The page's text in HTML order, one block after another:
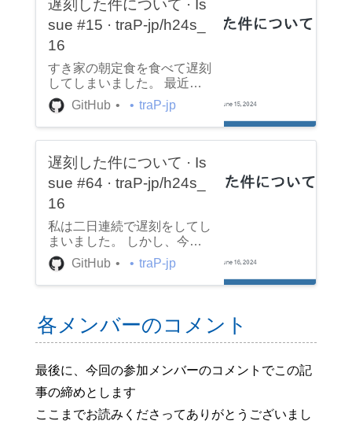
遅刻した件について · Is
sue #15 · traP-jp/h24s_
16
すき家の朝定食を食べて遅刻
してしまいました。 最近朝
はパンで済ませてしまうこと
が多かったので、白ごはん食
べるのは幸せでした。豆がお
いしかったです。 朝はやっ
ぱり味噌汁だなと思いまし
た。反省はしていますが後悔
はしていません。
GitHub traP-jp
遅刻した件について · Is
sue #64 · traP-jp/h24s_
16
私は二日連続で遅刻をしてし
まいました。 しかし、今回
は作業をしていて寝坊をした
だけであり、事前に遅れるこ
とも予告していたので謝罪の
いません。 やらなきゃいけ
ないことは終わらせたので許
してください。
GitHub traP-jp
各メンバーのコメント
最後に、今回の参加メンバーのコメントでこの記
事の締めとします
ここまでお読みくださってありがとうございまし